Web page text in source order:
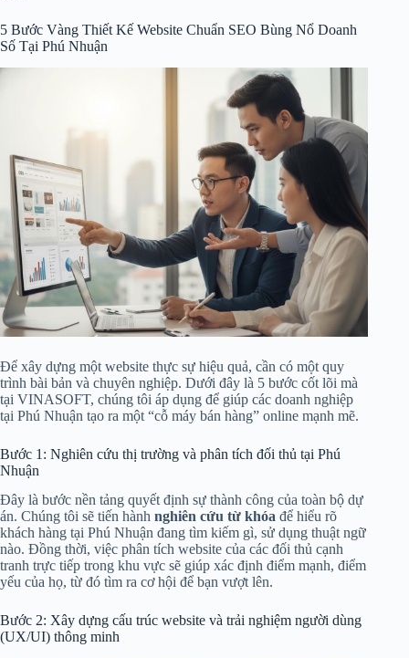
5 Bước Vàng Thiết Kế Website Chuẩn SEO Bùng Nổ Doanh
Số Tại Phú Nhuận
Để xây dựng một website thực sự hiệu quả, cần có một quy
trình bài bản và chuyên nghiệp. Dưới đây là 5 bước cốt lõi mà
tại VINASOFT, chúng tôi áp dụng để giúp các doanh nghiệp
tại Phú Nhuận tạo ra một “cỗ máy bán hàng” online mạnh mẽ.
Bước 1: Nghiên cứu thị trường và phân tích đối thủ tại Phú
Nhuận
Đây là bước nền tảng quyết định sự thành công của toàn bộ dự
án. Chúng tôi sẽ tiến hành nghiên cứu từ khóa để hiểu rõ
khách hàng tại Phú Nhuận đang tìm kiếm gì, sử dụng thuật ngữ
nào. Đồng thời, việc phân tích website của các đối thủ cạnh
tranh trực tiếp trong khu vực sẽ giúp xác định điểm mạnh, điểm
yếu của họ, từ đó tìm ra cơ hội để bạn vượt lên.
Bước 2: Xây dựng cấu trúc website và trải nghiệm người dùng
(UX/UI) thông minh